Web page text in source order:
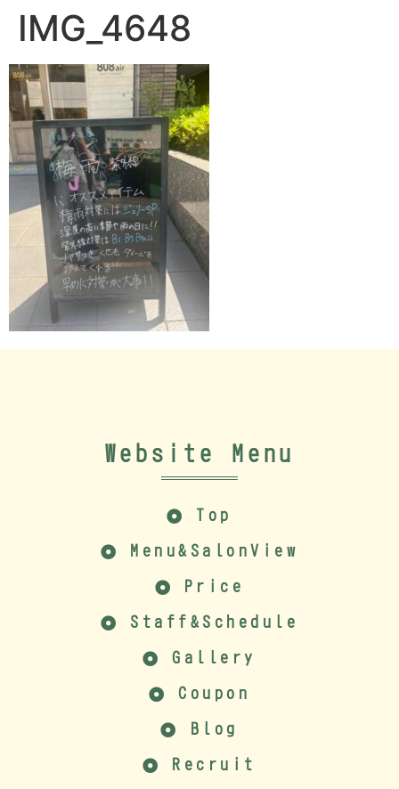
IMG_4648
Website Menu
Top
Menu&SalonView
Price
Staff&Schedule
Gallery
Coupon
Blog
Recruit